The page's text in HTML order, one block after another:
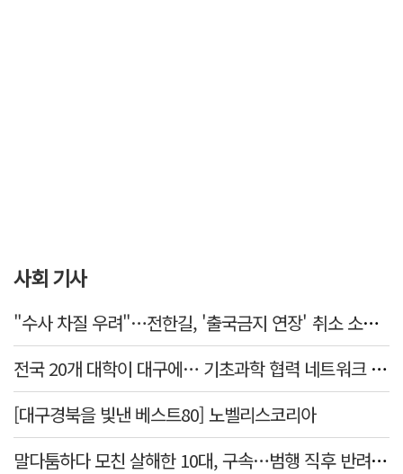
사회 기사
"수사 차질 우려"…전한길, '출국금지 연장' 취소 소송 패소
전국 20개 대학이 대구에… 기초과학 협력 네트워크 출범하다
[대구경북을 빛낸 베스트80] 노벨리스코리아
말다툼하다 모친 살해한 10대, 구속…범행 직후 반려견도 죽여